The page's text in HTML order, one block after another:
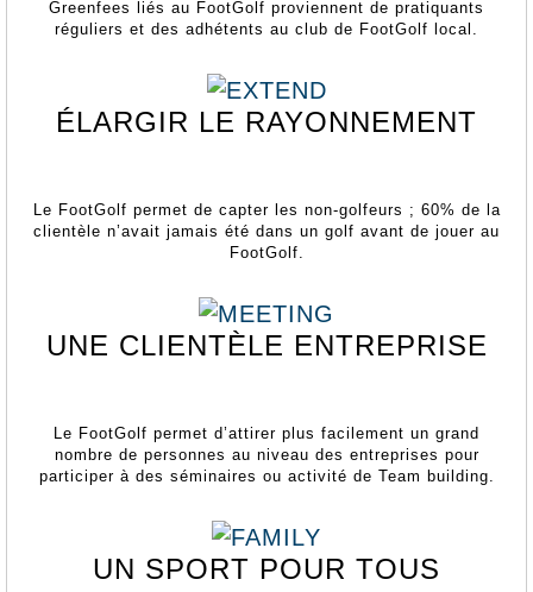
Greenfees liés au FootGolf proviennent de pratiquants
réguliers et des adhétents au club de FootGolf local.
ÉLARGIR LE RAYONNEMENT
Le FootGolf permet de capter les non-golfeurs ; 60% de la
clientèle n’avait jamais été dans un golf avant de jouer au
FootGolf.
UNE CLIENTÈLE ENTREPRISE
Le FootGolf permet d’attirer plus facilement un grand
nombre de personnes au niveau des entreprises pour
participer à des séminaires ou activité de Team building.
UN SPORT POUR TOUS